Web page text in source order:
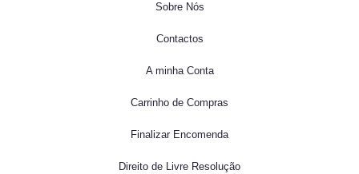
Sobre Nós
Contactos
A minha Conta
Carrinho de Compras
Finalizar Encomenda
Direito de Livre Resolução